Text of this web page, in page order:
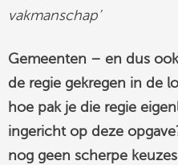
contact
Stroomversnelling
op
linkedin
vakmanschap’
Gemeenten – en dus
de regie gekregen in de
hoe pak je die regie
ingericht op deze
nog geen scherpe